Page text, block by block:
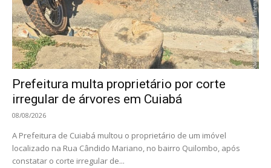
Prefeitura multa proprietário por corte
irregular de árvores em Cuiabá
08/08/2026
A Prefeitura de Cuiabá multou o proprietário de um imóvel
localizado na Rua Cândido Mariano, no bairro Quilombo, após
constatar o corte irregular de...